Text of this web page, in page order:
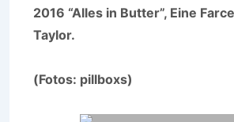
2016 “Alles in Butter”, Eine
Taylor.
(Fotos: pillboxs)